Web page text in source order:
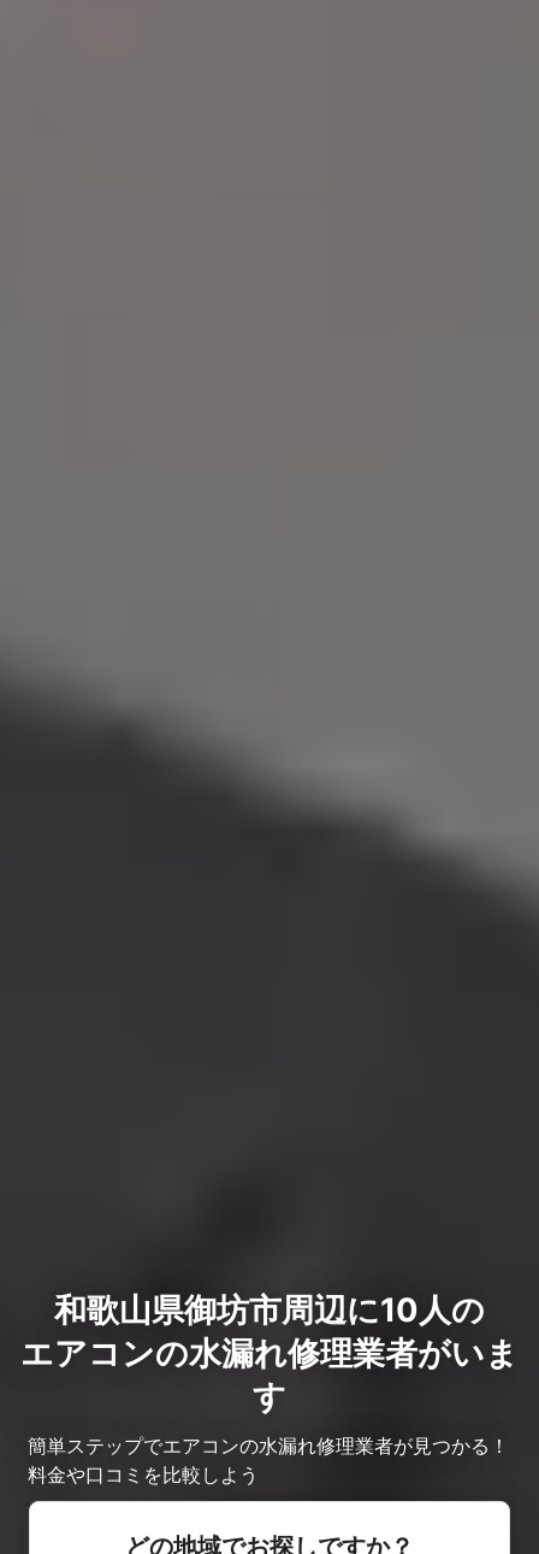
和歌山県御坊市周辺に10人の
エアコンの水漏れ修理業者がいま
す
簡単ステップでエアコンの水漏れ修理業者が見つかる！
料金や口コミを比較しよう
どの地域でお探しですか？